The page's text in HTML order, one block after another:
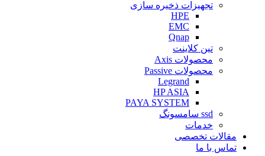
تجهیزات ذخیره سازی
HPE
EMC
Qnap
تین کلاینت
محصولات Axis
محصولات Passive
Legrand
HP ASIA
PAYA SYSTEM
ssd سامسونگ
خدمات
مقالات تخصصی
تماس با ما